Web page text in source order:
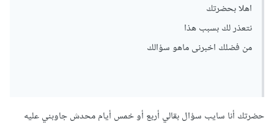
اهلا بحضرتك
نتعذر لك بسبب هذا
من فضلك اخبرنى ماهو سؤالك
حضرتك أنا سايب سؤال بقالي أربع أو خمس أيام محدش جاوبني عليه